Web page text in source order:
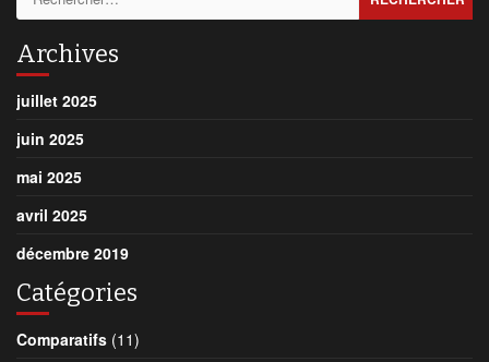
Archives
juillet 2025
juin 2025
mai 2025
avril 2025
décembre 2019
Catégories
Comparatifs (11)